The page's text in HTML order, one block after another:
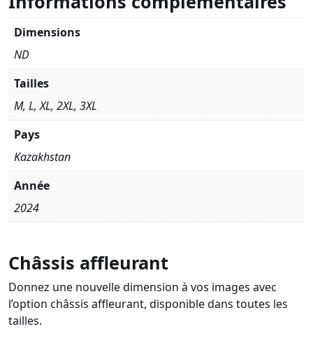
Châssis affleurant
Donnez une nouvelle dimension à vos images avec
l’option châssis affleurant, disponible dans toutes les
tailles.
Dimensions
ND
Tailles
M, L, XL, 2XL, 3XL
Pays
Kazakhstan
Année
2024